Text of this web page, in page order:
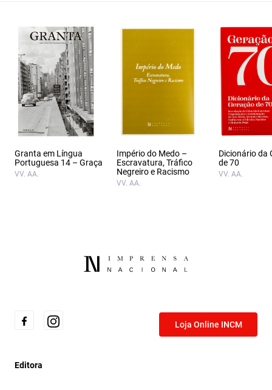
Granta em Língua
Portuguesa 14 – Graça
VV. AA.
Império do Medo –
Escravatura, Tráfico
Negreiro e Racismo
VV. AA.
Dicionário da
de 70
VV. AA.
Loja Online INCM
Editora